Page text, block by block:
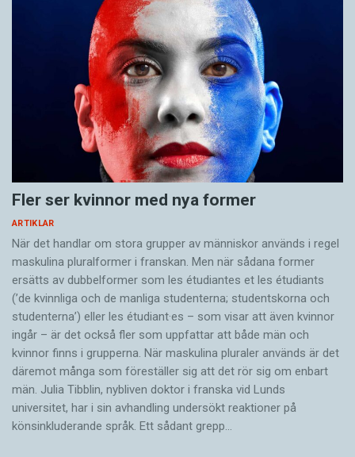
Fler ser kvinnor med nya former
ARTIKLAR
När det handlar om stora grupper av människor används i regel
maskulina pluralformer i franskan. Men när sådana ­former
ersätts av dubbel­former som les étudiantes et les étudiants
(’de kvinnliga och de manliga studenterna; studentskorna och
studenterna’) eller les étudiant·es – som visar att även kvinnor
ingår – är det också fler som uppfattar att både män och
kvinnor finns i grupperna. När maskulina pluraler används är det
där­emot många som föreställer sig att det rör sig om enbart
män. Julia Tibblin, nybliven doktor i franska vid Lunds
universitet, har i sin avhandling undersökt reaktioner på
könsinkluderande språk. Ett sådant grepp…